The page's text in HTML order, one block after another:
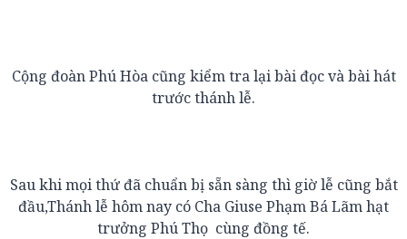
Cộng đoàn Phú Hòa cũng kiểm tra lại bài đọc và bài hát
trước thánh lễ.
Sau khi mọi thứ đã chuẩn bị sẵn sàng thì giờ lễ cũng bắt
đầu,Thánh lễ hôm nay có Cha Giuse Phạm Bá Lãm hạt
trưởng Phú Thọ cùng đồng tế.